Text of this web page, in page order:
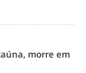
morre em